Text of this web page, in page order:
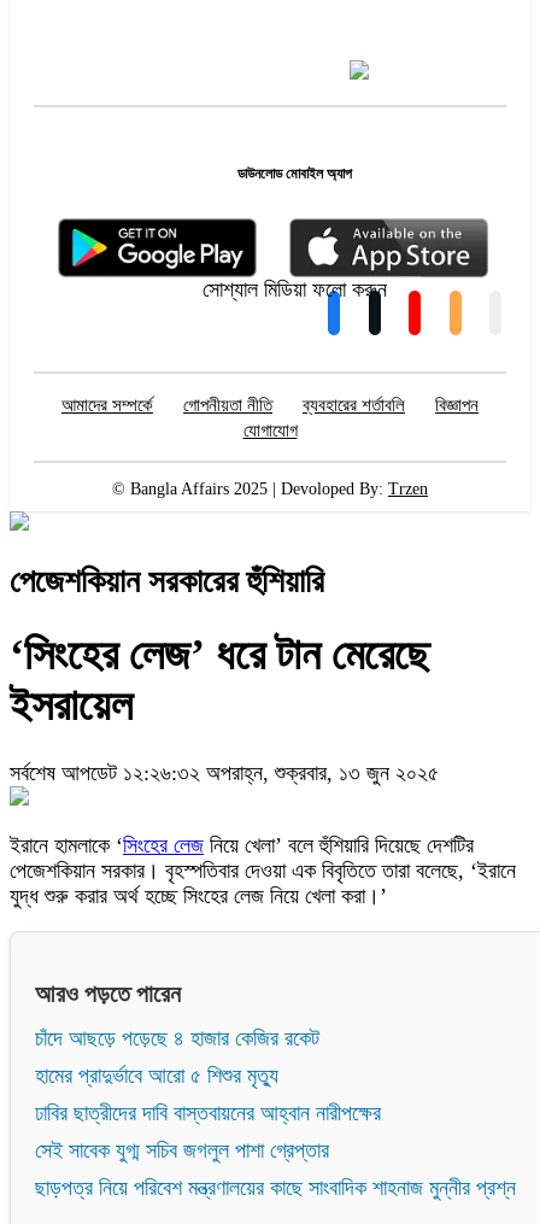
ডাউনলোড মোবাইল অ্যাপ
সোশ্যাল মিডিয়া ফলো করুন
আমাদের সম্পর্কে গোপনীয়তা নীতি ব্যবহারের শর্তাবলি
বিজ্ঞাপন
যোগাযোগ
© Bangla Affairs 2025 | Devoloped By: Trzen
পেজেশকিয়ান সরকারের হুঁশিয়ারি
‘সিংহের লেজ’ ধরে টান মেরেছে
ইসরায়েল
সর্বশেষ আপডেট ১২:২৬:৩২ অপরাহ্ন, শুক্রবার, ১৩ জুন ২০২৫
ইরানে হামলাকে ‘সিংহের লেজ নিয়ে খেলা’ বলে হুঁশিয়ারি দিয়েছে দেশটির
পেজেশকিয়ান সরকার। বৃহস্পতিবার দেওয়া এক বিবৃতিতে তারা বলেছে, ‘ইরানে
যুদ্ধ শুরু করার অর্থ হচ্ছে সিংহের লেজ নিয়ে খেলা করা।’
আরও পড়তে পারেন
চাঁদে আছড়ে পড়েছে ৪ হাজার কেজির রকেট
হামের প্রাদুর্ভাবে আরো ৫ শিশুর মৃত্যু
ঢাবির ছাত্রীদের দাবি বাস্তবায়নের আহ্বান নারীপক্ষের
সেই সাবেক যুগ্ম সচিব জগলুল পাশা গ্রেপ্তার
ছাড়পত্র নিয়ে পরিবেশ মন্ত্রণালয়ের কাছে সাংবাদিক শাহনাজ মুন্নীর প্রশ্ন